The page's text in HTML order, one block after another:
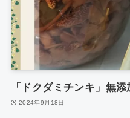
「ドクダミチンキ」無
2024年9月18日